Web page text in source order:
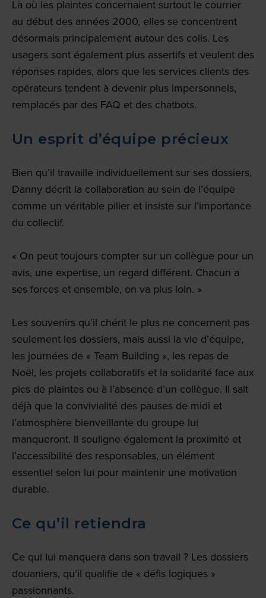
Là où les plaintes concernaient surtout le courrier
au début des années 2000, elles se concentrent
désormais principalement autour des colis. Les
usagers sont également plus assertifs et veulent des
réponses rapides, alors que les services clients des
opérateurs tendent à devenir plus impersonnels,
remplacés par des FAQ et des chatbots.
Un esprit d’équipe précieux
Bien qu’il travaille individuellement sur ses dossiers,
Danny décrit la collaboration au sein de l’équipe
comme un véritable pilier et insiste sur l’importance
du collectif.
« On peut toujours compter sur un collègue pour un
avis, une expertise, un regard différent. Chacun a
ses forces et ensemble, on va plus loin. »
Les souvenirs qu’il chérit le plus ne concernent pas
seulement les dossiers, mais aussi la vie d’équipe,
les journées de « Team Building », les repas de
Noël, les projets collaboratifs et la solidarité face aux
pics de plaintes ou à l’absence d’un collègue. Il sait
déjà que la convivialité des pauses de midi et
l’atmosphère bienveillante du groupe lui
manqueront. Il souligne également la proximité et
l’accessibilité des responsables, un élément
essentiel selon lui pour maintenir une motivation
durable.
Ce qu’il retiendra
Ce qui lui manquera dans son travail ? Les dossiers
douaniers, qu’il qualifie de « défis logiques »
passionnants.